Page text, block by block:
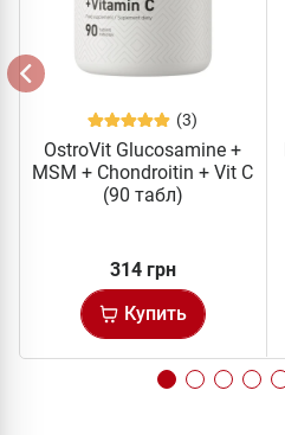
(3)
OstroVit Glucosamine +
MSM + Chondroitin + Vit C
(90 табл)
314 грн
Купить